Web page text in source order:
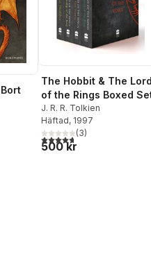
antal röster:
The Hobbit & The Lord
of the Rings Boxed
J. R. R. Tolkien
Häftad, 1997
4,7utav 5 stjärnor. Totalt
(3)
500 kr